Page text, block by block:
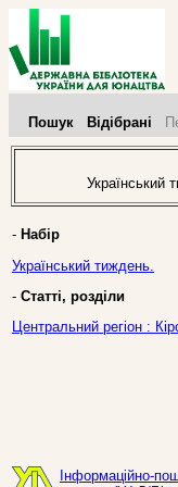
Пошук Відібрані
Український
- Набір
Український тиждень.
- Статті, розділи
Центральний регіон :
Інформаційно-